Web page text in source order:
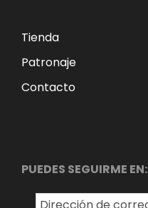
Tienda
Patronaje
Contacto
PUEDES SEGUIRME EN: